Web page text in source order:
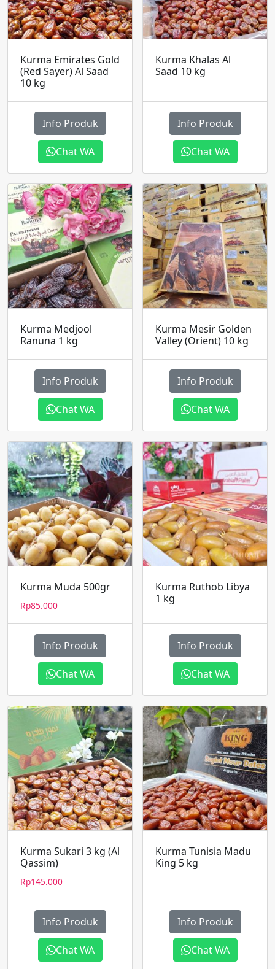
Kurma Emirates Gold
(Red Sayer) Al Saad
10 kg
Info Produk
Chat WA
Kurma Khalas Al
Saad 10 kg
Info Produk
Chat WA
Kurma Medjool
Ranuna 1 kg
Info Produk
Chat WA
Kurma Mesir Golden
Valley (Orient) 10 kg
Info Produk
Chat WA
Kurma Muda 500gr
Rp85.000
Info Produk
Chat WA
Kurma Ruthob Libya
1 kg
Info Produk
Chat WA
Kurma Sukari 3 kg (Al
Qassim)
Rp145.000
Info Produk
Chat WA
Kurma Tunisia Madu
King 5 kg
Info Produk
Chat WA